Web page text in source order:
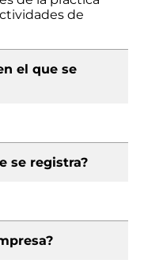
de
el que se
se registra?